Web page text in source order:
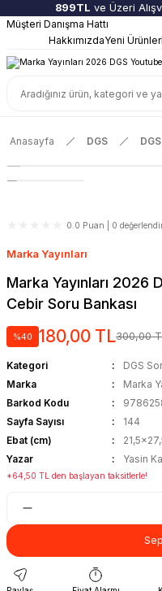
899TL ve Üzeri
Güncel ve
HakkımızdaYeni Ürünler
Müşteri Danışma Hattı
Anasayfa DGS
0.0 Puan | 0
Marka Yayınları
Marka Yayınları 2026
Cebir Soru Bankası
%40 180,00 TL300,00
Kategori
DGS
Marka
Marka
Barkod Kodu
Sayfa Sayısı
144
Ebat (cm)
Yazar
Yasin
*64,50 TL den başlayan taksitlerle!